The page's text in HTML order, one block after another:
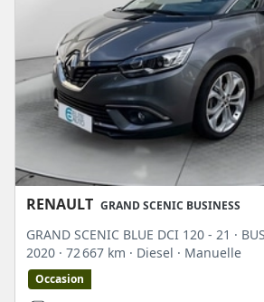
RENAULT GRAND SCENIC BUSINESS
GRAND SCENIC BLUE DCI 120 - 21 ·
2020 · 72 667 km · Diesel · Manuelle
Occasion